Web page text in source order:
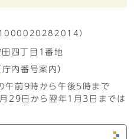
1000020282014）
四丁目1番地
庁内番号案内）
午前9時から午後5時まで
29日から翌年1月3日までは